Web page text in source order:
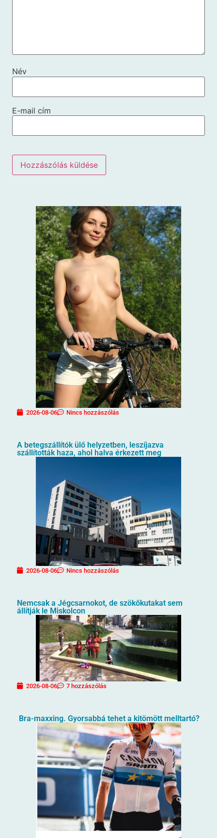
Név
E-mail cím
2026-08-06 Nincs hozzászólás
A betegszállítók ülő helyzetben, leszíjazva
szállították haza, ahol halva érkezett meg
2026-08-06 Nincs hozzászólás
Nemcsak a Jégcsarnokot, de szökőkutakat sem
állítják le Miskolcon
2026-08-06 7 hozzászólás
Bra-maxxing. Gyorsabbá tehet a kitömött melltartó?